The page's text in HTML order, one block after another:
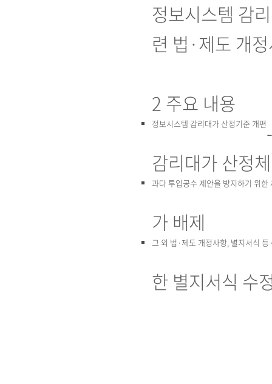
정보시스템 감
련 법·제도 개
2 주요 내용
정보시스템 감리대가 산정기준 개편
감리대가 산정
과다 투입공수 제안을 방지하기 위한
가 배제
그 외 법·제도 개정사항, 별지서식 등
한 별지서식 수